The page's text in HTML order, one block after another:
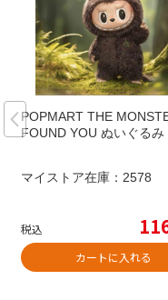
POPMART THE
FOUND YOU ぬいぐるみ
マイストア在庫： 2578
税込
カートに入れる